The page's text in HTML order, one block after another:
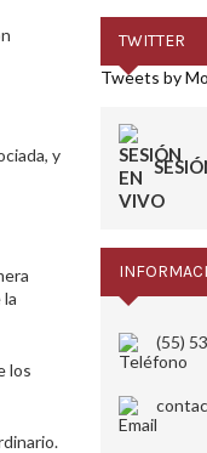
y
los
TWITTER
Tweets by
(55)